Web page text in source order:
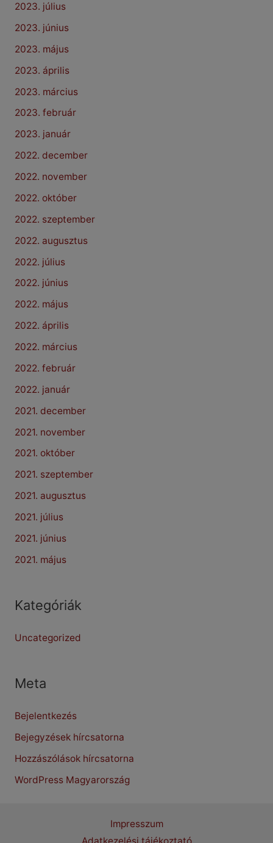
2023. július
2023. június
2023. május
2023. április
2023. március
2023. február
2023. január
2022. december
2022. november
2022. október
2022. szeptember
2022. augusztus
2022. július
2022. június
2022. május
2022. április
2022. március
2022. február
2022. január
2021. december
2021. november
2021. október
2021. szeptember
2021. augusztus
2021. július
2021. június
2021. május
Kategóriák
Uncategorized
Meta
Bejelentkezés
Bejegyzések hírcsatorna
Hozzászólások hírcsatorna
WordPress Magyarország
Impresszum